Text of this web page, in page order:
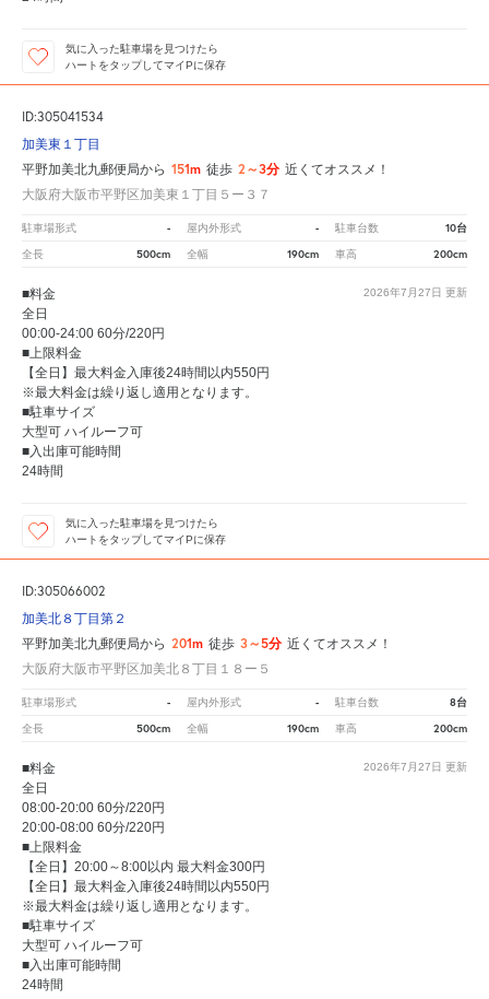
気に入った駐車場を見つけたら
ハートをタップしてマイPに保存
ID:305041534
加美東１丁目
平野加美北九郵便局から 151m 徒歩 2～3分 近くてオススメ！
大阪府大阪市平野区加美東１丁目５ー３７
駐車場形式 - 屋内外形式 - 駐車台数 10台
全長 500cm 全幅 190cm 車高 200cm
2026年7月27日 更新
■料金
全日
00:00-24:00 60分/220円
■上限料金
【全日】最大料金入庫後24時間以内550円
※最大料金は繰り返し適用となります。
■駐車サイズ
大型可 ハイルーフ可
■入出庫可能時間
24時間
気に入った駐車場を見つけたら
ハートをタップしてマイPに保存
ID:305066002
加美北８丁目第２
平野加美北九郵便局から 201m 徒歩 3～5分 近くてオススメ！
大阪府大阪市平野区加美北８丁目１８ー５
駐車場形式 - 屋内外形式 - 駐車台数 8台
全長 500cm 全幅 190cm 車高 200cm
2026年7月27日 更新
■料金
全日
08:00-20:00 60分/220円
20:00-08:00 60分/220円
■上限料金
【全日】20:00～8:00以内 最大料金300円
【全日】最大料金入庫後24時間以内550円
※最大料金は繰り返し適用となります。
■駐車サイズ
大型可 ハイルーフ可
■入出庫可能時間
24時間